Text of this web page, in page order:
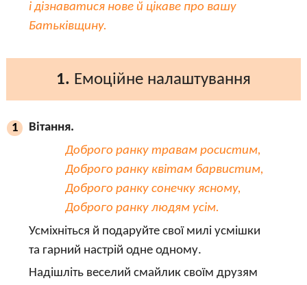
і дізнаватися нове й цікаве про вашу
Батьківщину.
1. Емоційне налаштування
1
Вітання.
Доброго ранку травам росистим,
Доброго ранку квітам барвистим,
Доброго ранку сонечку ясному,
Доброго ранку людям усім.
Усміхніться й подаруйте свої милі усмішки
та гарний настрій одне одному.
Надішліть веселий смайлик своїм друзям